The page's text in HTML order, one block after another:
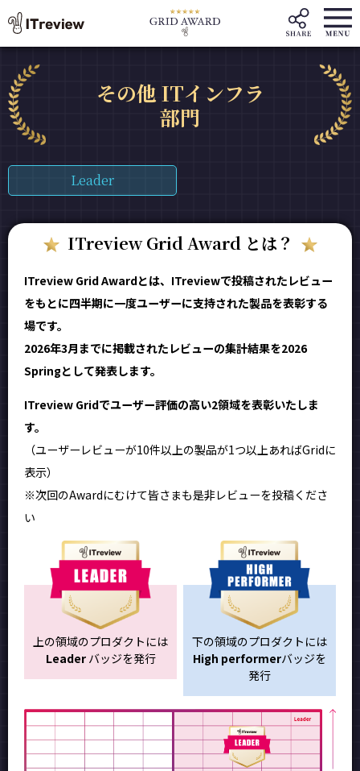
その他 ITインフラ
部門
Leader
ITreview Grid Award とは？
ITreview Grid Awardとは、ITreviewで投稿されたレビュー
をもとに四半期に一度ユーザーに支持された製品を表彰する
場です。
2026年3月までに掲載されたレビューの集計結果を2026
Springとして発表します。
ITreview Gridでユーザー評価の高い2領域を表彰いたしま
す。
（ユーザーレビューが10件以上の製品が1つ以上あればGridに
表示）
※次回のAwardにむけて皆さまも是非レビューを投稿くださ
い
上の領域のプロダクトには
Leaderバッジを発行
下の領域のプロダクトには
High performerバッジを
発行